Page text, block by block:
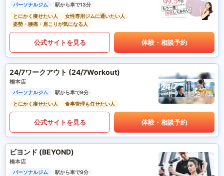
パーソナルジム
駅から車で13分
とにかく痩せたい人
女性専用ジムに通いたい人
姿勢・腰痛・肩こりが気になる人
公式サイトを見る 体験・相談予約
24/7ワークアウト (24/7Workout)
橋本店
パーソナルジム
駅から車で9分
とにかく痩せたい人
食事管理も任せたい人
公式サイトを見る 体験・相談予約
ビヨンド (BEYOND)
橋本店
パーソナルジム
駅から車で9分